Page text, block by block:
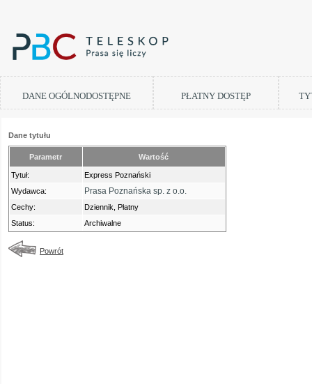
DANE OGÓLNODOSTĘPNE PŁATNY DOSTĘP
Dane tytułu
Parametr Wartość
Tytuł:
Express Poznański
Wydawca:
Prasa Poznańska sp. z o.o.
Cechy:
Dziennik, Płatny
Status:
Archiwalne
Powrót